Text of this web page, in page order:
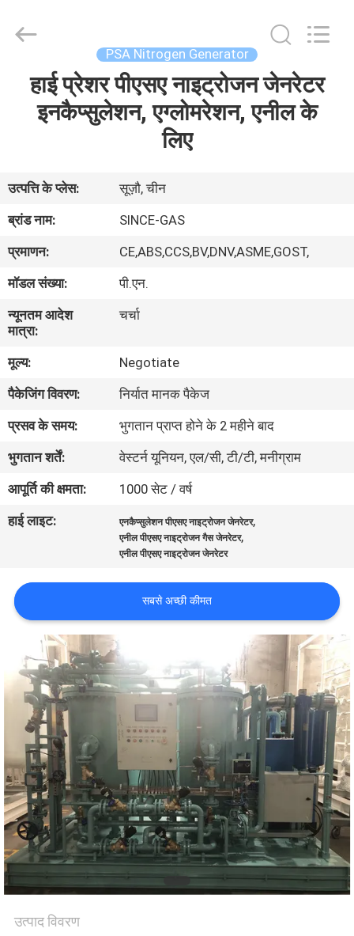
हमारे
बारे
में
कारखाना
दौरा
गुणवत्ता
नियंत्रण
हमसे
संपर्क
करें
मामले
उद्धरण
मांगें
NEWS
SITEMAP
गोपनीयता
नीति
Technology
Co.,Ltd.
PSA Nitrogen Generator
हाई प्रेशर पीएसए नाइट्रोजन जेनरेटर
इनकैप्सुलेशन, एग्लोमरेशन, एनील के
लिए
उत्पत्ति के प्लेस:
सूज़ौ, चीन
ब्रांड नाम:
SINCE-GAS
प्रमाणन:
CE,ABS,CCS,BV,DNV,ASME,GOST,
मॉडल संख्या:
पी.एन.
न्यूनतम आदेश
मात्रा:
चर्चा
मूल्य:
Negotiate
पैकेजिंग विवरण:
निर्यात मानक पैकेज
प्रसव के समय:
भुगतान प्राप्त होने के 2 महीने बाद
भुगतान शर्तें:
वेस्टर्न यूनियन, एल/सी, टी/टी, मनीग्राम
आपूर्ति की क्षमता:
1000 सेट / वर्ष
हाई लाइट:
एनकैप्सुलेशन पीएसए नाइट्रोजन जेनरेटर,
एनील पीएसए नाइट्रोजन गैस जेनरेटर,
एनील पीएसए नाइट्रोजन जेनरेटर
सबसे अच्छी कीमत
उत्पाद विवरण